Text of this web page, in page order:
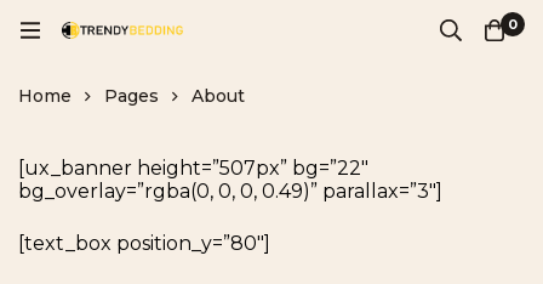
0
Home Pages About
[ux_banner height=”507px” bg=”22″
bg_overlay=”rgba(0, 0, 0, 0.49)” parallax=”3″]
[text_box position_y=”80″]